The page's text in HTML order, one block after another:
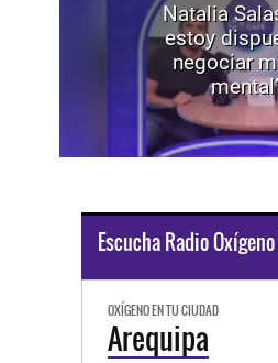
Natalia
estoy
negociar
Escucha Radio Oxígeno
OXÍGENO EN TU CIUDAD
Arequipa